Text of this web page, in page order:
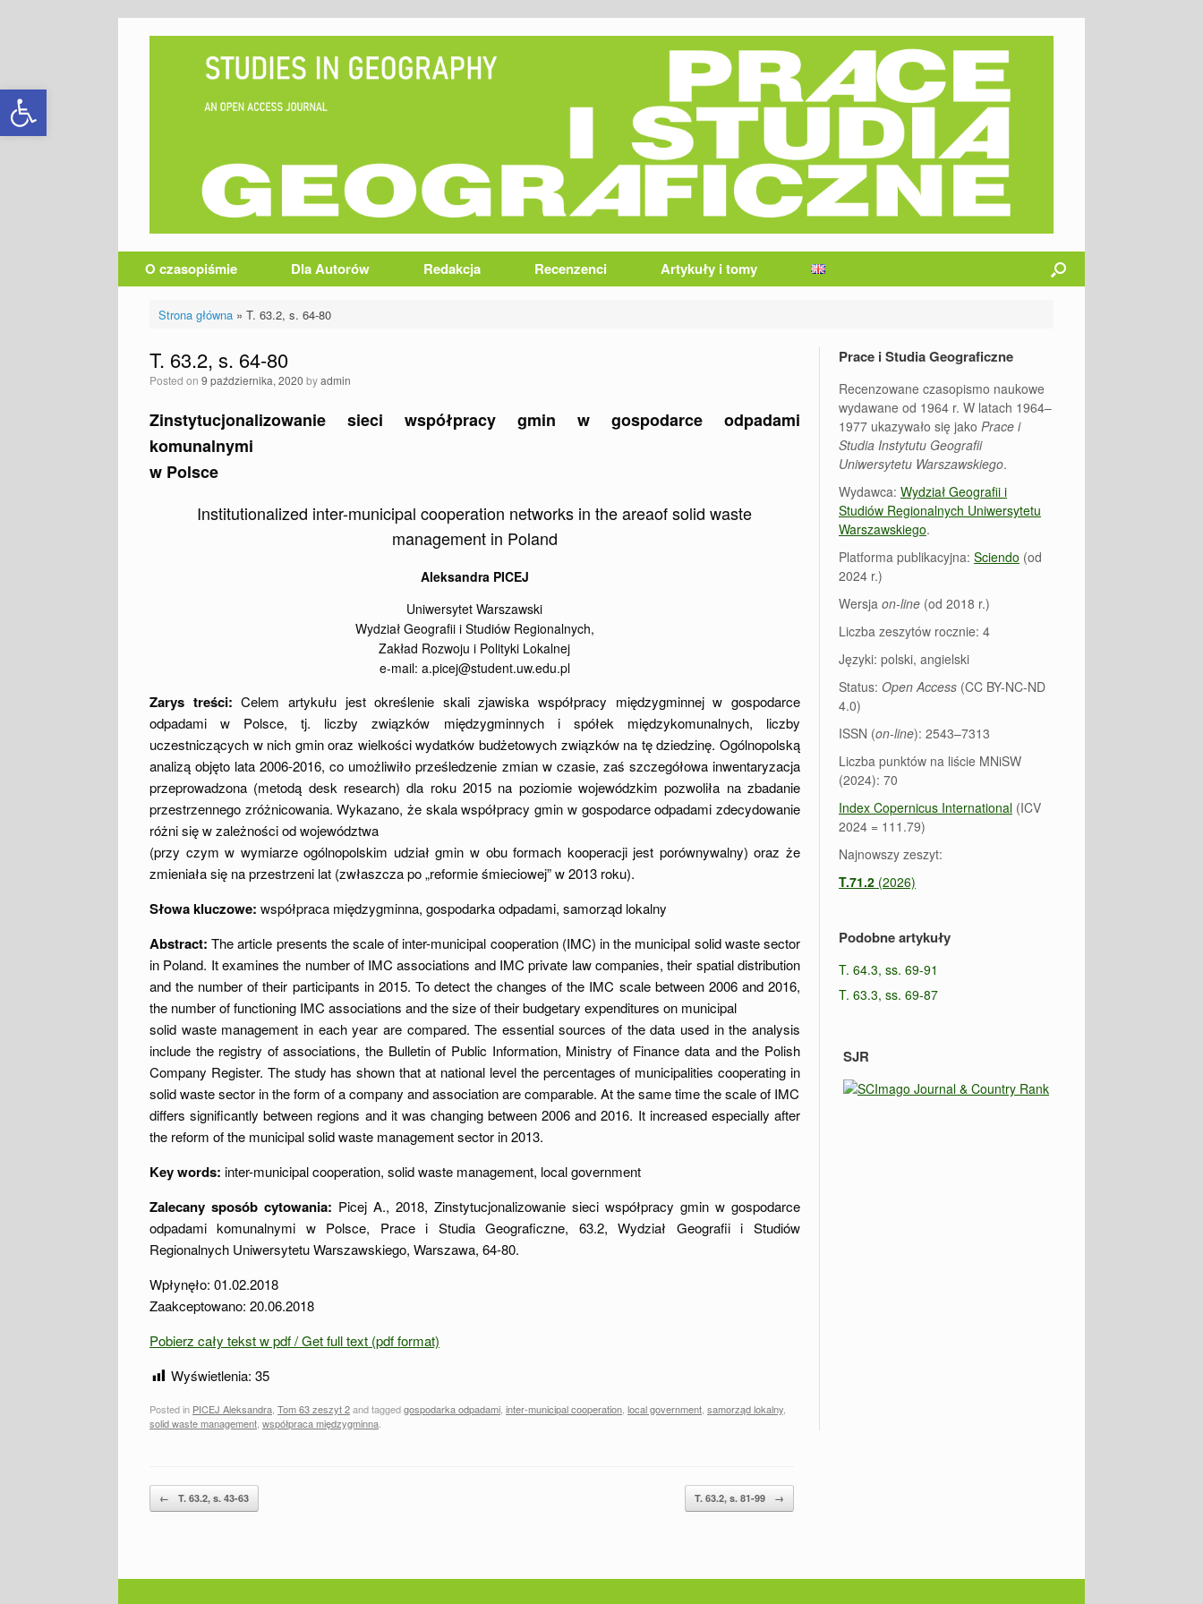
Otwórz pasek narzędzi
O czasopiśmie Dla Autorów Redakcja Recenzenci Artykuły i tomy
Strona główna» T. 63.2, s. 64-80
T. 63.2, s. 64-80
Posted on 9 października, 2020 byadmin
Zinstytucjonalizowanie sieci współpracy gmin w gospodarce odpadami
komunalnymi
w Polsce
Institutionalized inter-municipal cooperation networks in the areaof solid waste
management in Poland
Aleksandra PICEJ
Uniwersytet Warszawski
Wydział Geografii i Studiów Regionalnych,
Zakład Rozwoju i Polityki Lokalnej
e-mail: a.picej@student.uw.edu.pl
Zarys treści:Celem artykułu jest określenie skali zjawiska współpracy międzygminnej w gospodarce
odpadami w Polsce, tj. liczby związków międzygminnych i spółek międzykomunalnych, liczby
uczestniczących w nich gmin oraz wielkości wydatków budżetowych związków na tę dziedzinę. Ogólnopolską
analizą objęto lata 2006-2016, co umożliwiło prześledzenie zmian w czasie, zaś szczegółowa inwentaryzacja
przeprowadzona (metodą desk research) dla roku 2015 na poziomie wojewódzkim pozwoliła na zbadanie
przestrzennego zróżnicowania. Wykazano, że skala współpracy gmin w gospodarce odpadami zdecydowanie
różni się w zależności od województwa
(przy czym w wymiarze ogólnopolskim udział gmin w obu formach kooperacji jest porównywalny) oraz że
zmieniała się na przestrzeni lat (zwłaszcza po „reformie śmieciowej” w 2013 roku).
Słowa kluczowe: współpraca międzygminna, gospodarka odpadami, samorząd lokalny
Abstract:The article presents the scale of inter-municipal cooperation (IMC) in the municipal solid waste sector
in Poland. It examines the number of IMC associations and IMC private law companies, their spatial distribution
and the number of their participants in 2015. To detect the changes of the IMC scale between 2006 and 2016,
the number of functioning IMC associations and the size of their budgetary expenditures on municipal
solid waste management in each year are compared. The essential sources of the data used in the analysis
include the registry of associations, the Bulletin of Public Information, Ministry of Finance data and the Polish
Company Register. The study has shown that at national level the percentages of municipalities cooperating in
solid waste sector in the form of a company and association are comparable. At the same time the scale of IMC
differs significantly between regions and it was changing between 2006 and 2016. It increased especially after
the reform of the municipal solid waste management sector in 2013.
Key words: inter-municipal cooperation, solid waste management, local government
Zalecany sposób cytowania: Picej A., 2018, Zinstytucjonalizowanie sieci współpracy gmin w gospodarce
odpadami komunalnymi w Polsce, Prace i Studia Geograficzne, 63.2, Wydział Geografii i Studiów
Regionalnych Uniwersytetu Warszawskiego, Warszawa, 64-80.
Wpłynęło: 01.02.2018
Zaakceptowano: 20.06.2018
Pobierz cały tekst w pdf / Get full text (pdf format)
Wyświetlenia: 35
Posted in PICEJ Aleksandra Tom 63 zeszyt 2and taggedgospodarka odpadami inter-municipal cooperation local government samorząd lokalny
solid waste management współpraca międzygminna
Post navigation
← T. 63.2, s. 43-63 T. 63.2, s. 81-99 →
Prace i Studia Geograficzne
Recenzowane czasopismo naukowe
wydawane od 1964 r. W latach 1964–
1977 ukazywało się jakoPrace i
Studia Instytutu Geografii
Uniwersytetu Warszawskiego.
Wydawca:Wydział Geografii i
Studiów Regionalnych Uniwersytetu
Warszawskiego.
Platforma publikacyjna:Sciendo (od
2024 r.)
Wersjaon-line (od 2018 r.)
Liczba zeszytów rocznie: 4
Języki: polski, angielski
Status:Open Access (CC BY-NC-ND
4.0)
ISSN (on-line): 2543–7313
Liczba punktów na liście MNiSW
(2024): 70
Index Copernicus International (ICV
2024 = 111.79)
Najnowszy zeszyt:
T.71.2 (2026)
Podobne artykuły
T. 64.3, ss. 69-91
T. 63.3, ss. 69-87
SJR